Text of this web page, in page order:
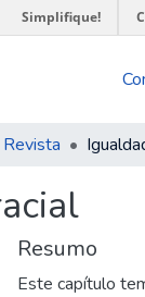
Simplifique!
Resumo
Este capítulo